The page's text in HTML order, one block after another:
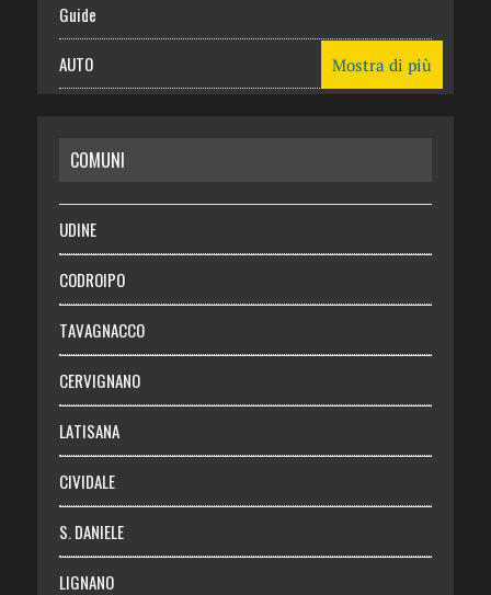
Guide
AUTO
RISPARMIO
SALUTE
Necrologie
Chi siamo
Abbonati
Login
Mostra di più
COMUNI
UDINE
CODROIPO
TAVAGNACCO
CERVIGNANO
LATISANA
CIVIDALE
S. DANIELE
LIGNANO